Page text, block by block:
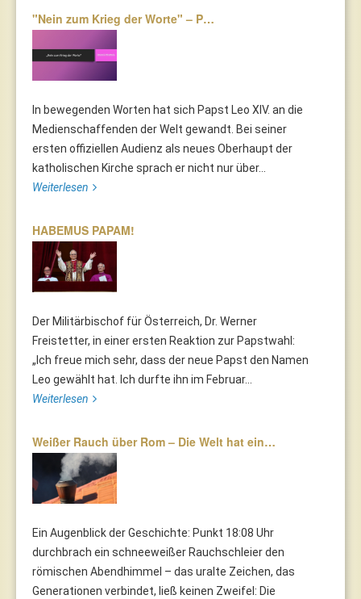
"Nein zum Krieg der Worte" – P…
In bewegenden Worten hat sich Papst Leo XIV. an die
Medienschaffenden der Welt gewandt. Bei seiner
ersten offiziellen Audienz als neues Oberhaupt der
katholischen Kirche sprach er nicht nur über...
Weiterlesen
HABEMUS PAPAM!
Der Militärbischof für Österreich, Dr. Werner
Freistetter, in einer ersten Reaktion zur Papstwahl:
„Ich freue mich sehr, dass der neue Papst den Namen
Leo gewählt hat. Ich durfte ihn im Februar...
Weiterlesen
Weißer Rauch über Rom – Die Welt hat ein…
Ein Augenblick der Geschichte: Punkt 18:08 Uhr
durchbrach ein schneeweißer Rauchschleier den
römischen Abendhimmel – das uralte Zeichen, das
Generationen verbindet, ließ keinen Zweifel: Die